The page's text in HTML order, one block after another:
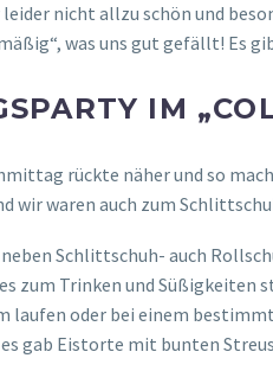
nicht allzu schön und
was uns gut gefällt! Es
IM
rückte näher und so
wir waren auch zum
Schlittschuh- auch
zum Trinken und Süßigkeiten
laufen oder bei einem
gab Eistorte mit bunten